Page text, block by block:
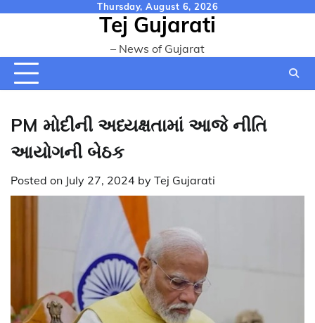
Thursday, August 6, 2026
Tej Gujarati
– News of Gujarat
PM મોદીની અધ્યક્ષતામાં આજે નીતિ
આયોગની બેઠક
Posted on July 27, 2024 by Tej Gujarati